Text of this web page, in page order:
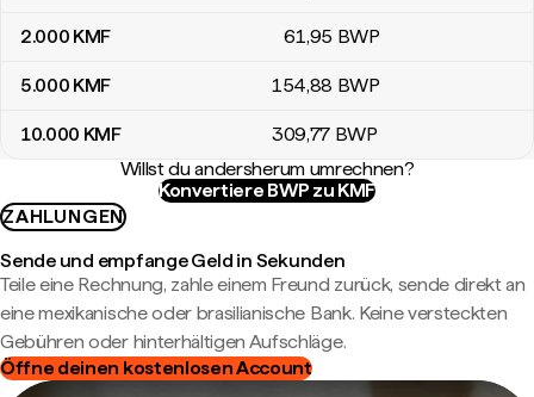
2.000 KMF 61,95 BWP
5.000 KMF 154,88 BWP
10.000 KMF 309,77 BWP
Willst du andersherum umrechnen?
Konvertiere BWP zu KMF
ZAHLUNGEN
Sende und empfange Geld in Sekunden
Teile eine Rechnung, zahle einem Freund zurück, sende direkt an
eine mexikanische oder brasilianische Bank. Keine versteckten
Gebühren oder hinterhältigen Aufschläge.
Öffne deinen kostenlosen Account